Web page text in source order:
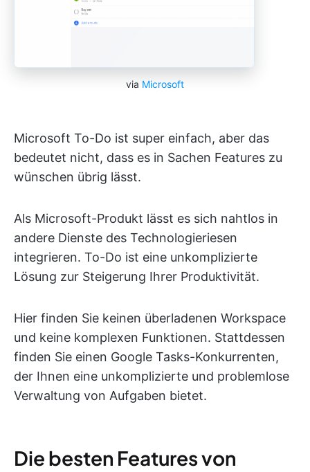
via Microsoft
Microsoft To-Do ist super einfach, aber das
bedeutet nicht, dass es in Sachen Features zu
wünschen übrig lässt.
Als Microsoft-Produkt lässt es sich nahtlos in
andere Dienste des Technologieriesen
integrieren. To-Do ist eine unkomplizierte
Lösung zur Steigerung Ihrer Produktivität.
Hier finden Sie keinen überladenen Workspace
und keine komplexen Funktionen. Stattdessen
finden Sie einen Google Tasks-Konkurrenten,
der Ihnen eine unkomplizierte und problemlose
Verwaltung von Aufgaben bietet.
Die besten Features von